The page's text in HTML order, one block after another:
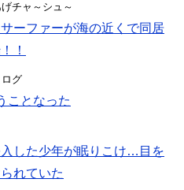
チャ～シュ～
ーファーが海の近くで同居
！
グ
ことなった
した少年が眠りこけ…目を
れていた